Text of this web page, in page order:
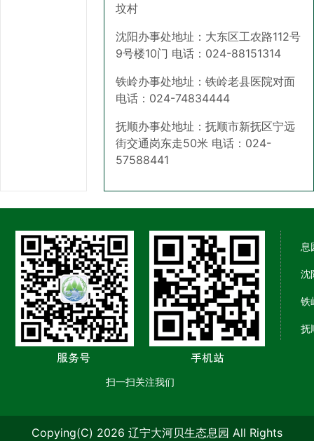
坟村
沈阳办事处地址：大东区工农路112号
9号楼10门 电话：024-88151314
铁岭办事处地址：铁岭老县医院对面
电话：024-74834444
抚顺办事处地址：抚顺市新抚区宁远
街交通岗东走50米 电话：024-
57588441
扫一扫关注我们
息
沈
铁
抚
Copying(C) 2026 辽宁大河贝生态息园 All Rights